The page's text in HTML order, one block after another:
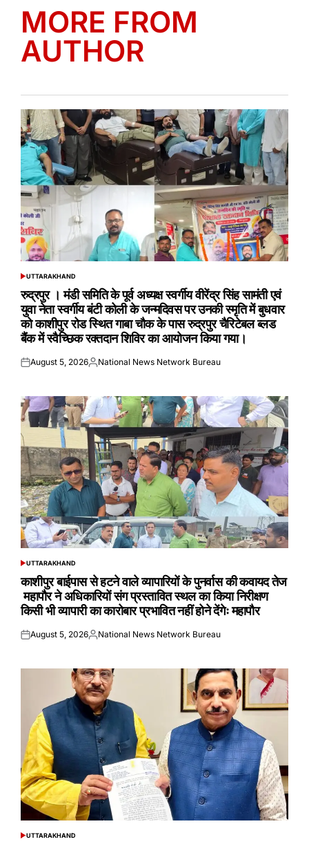
MORE FROM
AUTHOR
POSTED
UTTARAKHAND
रुद्रपुर । मंडी समिति के पूर्व अध्यक्ष स्वर्गीय वीरेंद्र सिंह सामंती एवं
युवा नेता स्वर्गीय बंटी कोली के जन्मदिवस पर उनकी स्मृति में बुधवार
को काशीपुर रोड स्थित गाबा चौक के पास रुद्रपुर चैरिटेबल ब्लड
बैंक में स्वैच्छिक रक्तदान शिविर का आयोजन किया गया।
Posted
August 5, 2026Posted
National News Network Bureau
POSTED
UTTARAKHAND
काशीपुर बाईपास से हटने वाले व्यापारियों के पुनर्वास की कवायद तेज
महापौर ने अधिकारियों संग प्रस्तावित स्थल का किया निरीक्षण
किसी भी व्यापारी का कारोबार प्रभावित नहीं होने देंगेः महापौर
Posted
August 5, 2026Posted
National News Network Bureau
POSTED
UTTARAKHAND